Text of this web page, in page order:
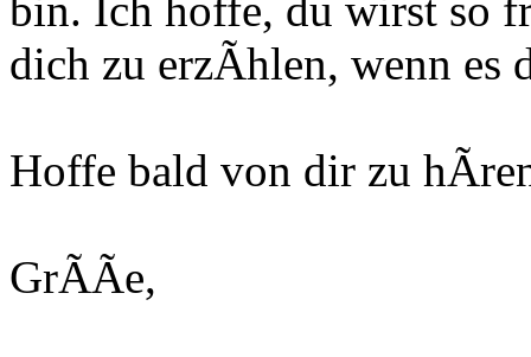
bin. Ich hoffe, du wirst so
dich zu erzÃhlen, wenn es
Hoffe bald von dir zu
GrÃÃe,